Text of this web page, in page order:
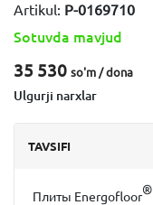
Artikul: P-0169710
Sotuvda mavjud
35 530 so'm / dona
Ulgurji narxlar
TAVSIFI
Плиты Energofloor®